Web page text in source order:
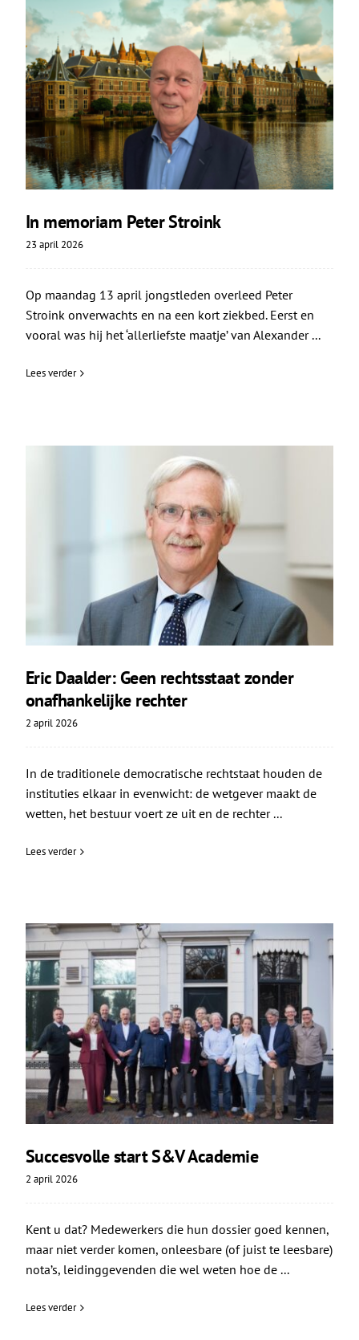
In memoriam Peter Stroink
23 april 2026
Op maandag 13 april jongstleden overleed Peter
Stroink onverwachts en na een kort ziekbed. Eerst en
vooral was hij het ‘allerliefste maatje’ van Alexander ...
Lees verder
Eric Daalder: Geen rechtsstaat zonder
onafhankelijke rechter
2 april 2026
In de traditionele democratische rechtstaat houden de
instituties elkaar in evenwicht: de wetgever maakt de
wetten, het bestuur voert ze uit en de rechter ...
Lees verder
Succesvolle start S&V Academie
2 april 2026
Kent u dat? Medewerkers die hun dossier goed kennen,
maar niet verder komen, onleesbare (of juist te leesbare)
nota’s, leidinggevenden die wel weten hoe de ...
Lees verder